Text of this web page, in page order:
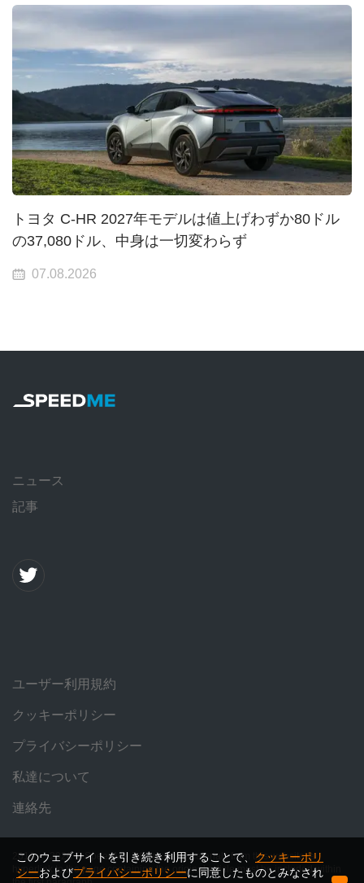
トヨタ C-HR 2027年モデルは値上げわずか80ドル
の37,080ドル、中身は一切変わらず
07.08.2026
このウェブサイトを引き続き利用することで、 クッキーポリ
シーおよびプライバシーポリシーに同意したものとみなされ
ニュース
記事
ユーザー利用規約
クッキーポリシー
プライバシーポリシー
私達について
連絡先
2016 — 2026 © SpeedMe. When using materials from this website, a
hyperlink to the page containing the original article must be included within